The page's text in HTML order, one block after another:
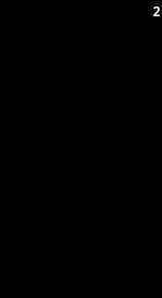
2